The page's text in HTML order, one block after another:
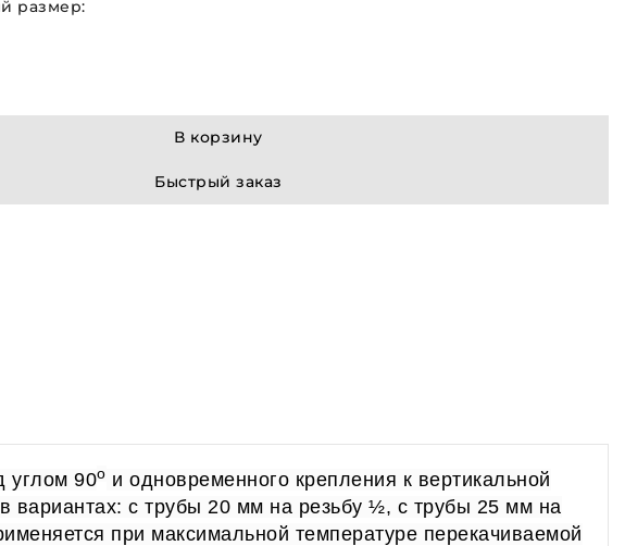
размер:
В корзину
Быстрый заказ
углом 90о и одновременного крепления к вертикальной
вариантах: с трубы 20 мм на резьбу ½, с трубы 25 мм на
при максимальной температуре перекачиваемой